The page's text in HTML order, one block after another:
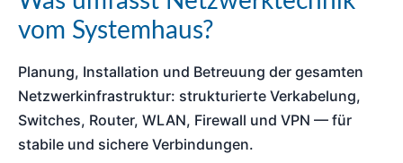
vom Systemhaus?
Planung, Installation und Betreuung der gesamten
Netzwerkinfrastruktur: strukturierte Verkabelung,
Switches, Router, WLAN, Firewall und VPN — für
stabile und sichere Verbindungen.